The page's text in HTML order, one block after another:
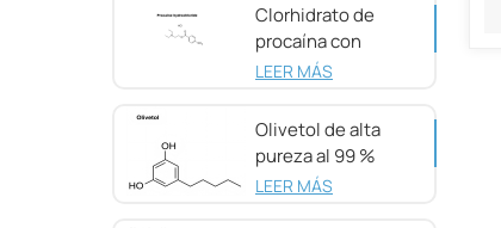
Clorhidrato de
procaína con
pureza del 98 %
LEER MÁS
Olivetol de alta
pureza al 99 %
CAS 500-66-3
LEER MÁS